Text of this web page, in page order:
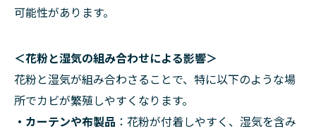
可能性があります。
＜花粉と湿気の組み合わせによる影響＞
花粉と湿気が組み合わさることで、特に以下のような場
所でカビが繁殖しやすくなります。
・カーテンや布製品 ：花粉が付着しやすく、湿気を含み